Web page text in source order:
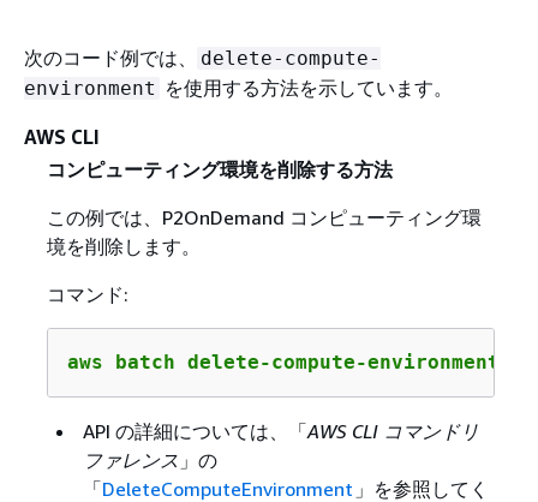
次のコード例では、
delete-compute-
environment を使用する方法を示しています。
AWS CLI
コンピューティング環境を削除する方法
この例では、P2OnDemand コンピューティング環
境を削除します。
コマンド:
aws batch delete-compute-environment
API の詳細については、「AWS CLI コマンドリ
ファレンス 」の
「DeleteComputeEnvironment 」を参照してく